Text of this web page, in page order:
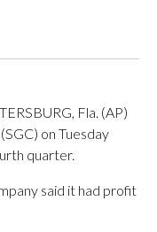
Fla. (AP)
on Tuesday
quarter.
said it had profit